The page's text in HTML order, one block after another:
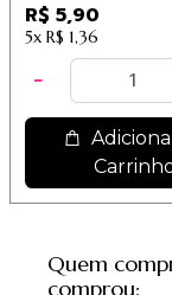
R$ 5,90
5x R$ 1,36
Quem
comprou: